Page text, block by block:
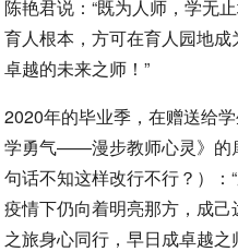
陈艳君说：“既为人师，学无
育人根本，方可在育人园地
卓越的未来之师！”
2020年的毕业季，在赠送给
学勇气——漫步教师心灵》的
句话不知这样改行不行？）
疫情下仍向着明亮那方，成
之旅身心同行，早日成卓越之